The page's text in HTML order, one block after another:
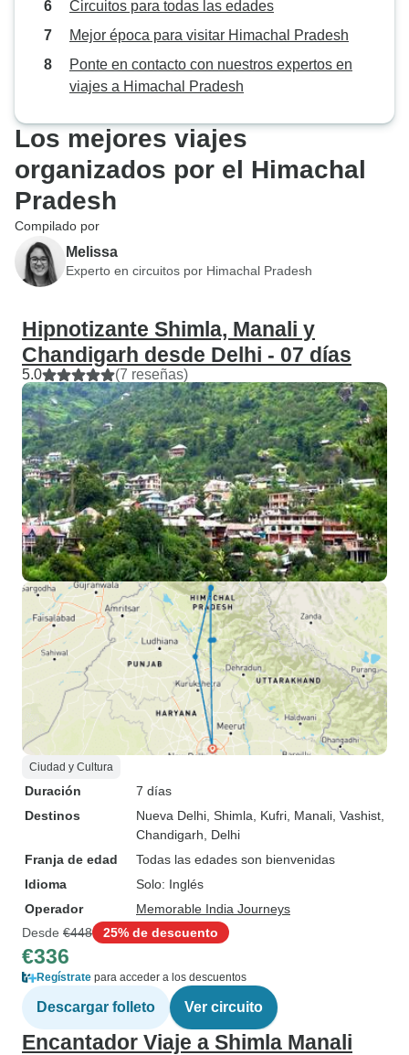
Circuitos para todas las edades
Mejor época para visitar Himachal Pradesh
Ponte en contacto con nuestros expertos en
viajes a Himachal Pradesh
Los mejores viajes
organizados por el Himachal
Pradesh
Compilado por
Melissa
Experto en circuitos por Himachal Pradesh
Hipnotizante Shimla, Manali y
Chandigarh desde Delhi - 07 días
5.0 (7 reseñas)
Ciudad y Cultura
Duración
7 días
Destinos
Nueva Delhi , Shimla , Kufri , Manali , Vashist
Chandigarh , Delhi
Franja de edad
Todas las edades son bienvenidas
Idioma
Solo: Inglés
Operador
Memorable India Journeys
Desde €448 25% de descuento
€336
Regístrate para acceder a los descuentos
Descargar folleto Ver circuito
Encantador Viaje a Shimla Manali